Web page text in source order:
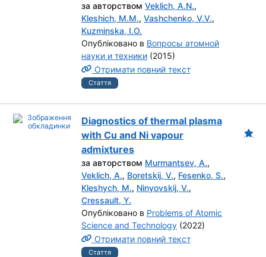
за авторством Veklich, A.N.,
Kleshich, M.M., Vashchenko, V.V.,
Kuzminska, I.O.
Опубліковано в Вопросы атомной
науки и техники (2015)
Отримати повний текст
Стаття
Diagnostics of thermal plasma
with Cu and Ni vapour
admixtures
за авторством Murmantsev, A.,
Veklich, A., Boretskij, V., Fesenko, S.,
Kleshych, M., Ninyovskij, V.,
Cressault, Y.
Опубліковано в Problems of Atomic
Science and Technology (2022)
Отримати повний текст
Стаття